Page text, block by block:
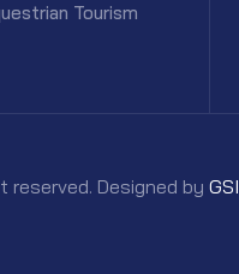
Tourism
Designed by GSI